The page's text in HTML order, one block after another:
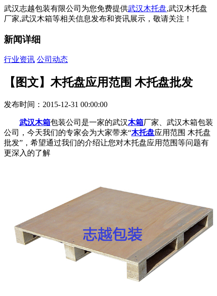
武汉志越包装有限公司为您免费提供武汉木托盘,武汉木托盘
厂家,武汉木箱等相关信息发布和资讯展示，敬请关注！
新闻详细
行业资讯 公司动态
【图文】木托盘应用范围 木托盘批发
发布时间：2015-12-31 00:00:00
武汉木箱包装公司是一家的武汉木箱厂家、武汉木箱包装
公司，今天我们的专家会为大家带来“木托盘应用范围 木托盘
批发”，希望通过我们的介绍让您对木托盘应用范围等问题有
更深入的了解